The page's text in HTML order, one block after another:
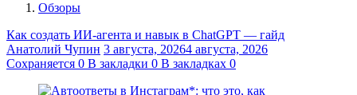
Обзоры
Как создать ИИ-агента и навык в ChatGPT — гайд
Анатолий Чупин 3 августа, 20264 августа, 2026
Сохраняется 0 В закладки 0 В закладках 0